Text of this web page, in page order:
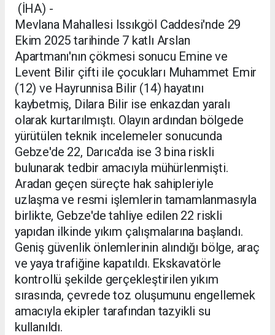
(İHA) -
Mevlana Mahallesi Issıkgöl Caddesi'nde 29
Ekim 2025 tarihinde 7 katlı Arslan
Apartmanı'nın çökmesi sonucu Emine ve
Levent Bilir çifti ile çocukları Muhammet Emir
(12) ve Hayrunnisa Bilir (14) hayatını
kaybetmiş, Dilara Bilir ise enkazdan yaralı
olarak kurtarılmıştı. Olayın ardından bölgede
yürütülen teknik incelemeler sonucunda
Gebze'de 22, Darıca'da ise 3 bina riskli
bulunarak tedbir amacıyla mühürlenmişti.
Aradan geçen süreçte hak sahipleriyle
uzlaşma ve resmi işlemlerin tamamlanmasıyla
birlikte, Gebze'de tahliye edilen 22 riskli
yapıdan ilkinde yıkım çalışmalarına başlandı.
Geniş güvenlik önlemlerinin alındığı bölge, araç
ve yaya trafiğine kapatıldı. Ekskavatörle
kontrollü şekilde gerçekleştirilen yıkım
sırasında, çevrede toz oluşumunu engellemek
amacıyla ekipler tarafından tazyikli su
kullanıldı.